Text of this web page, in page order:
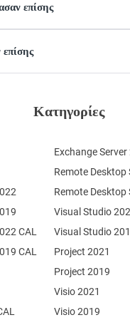
επίσης
επίσης
Κατηγορίες
CAL
CAL
Remote Desktop
Remote Desktop
Exchange
Visual Studio
Visual Studio
Project 2021
Project 2019
Visio 2021
Visio 2019